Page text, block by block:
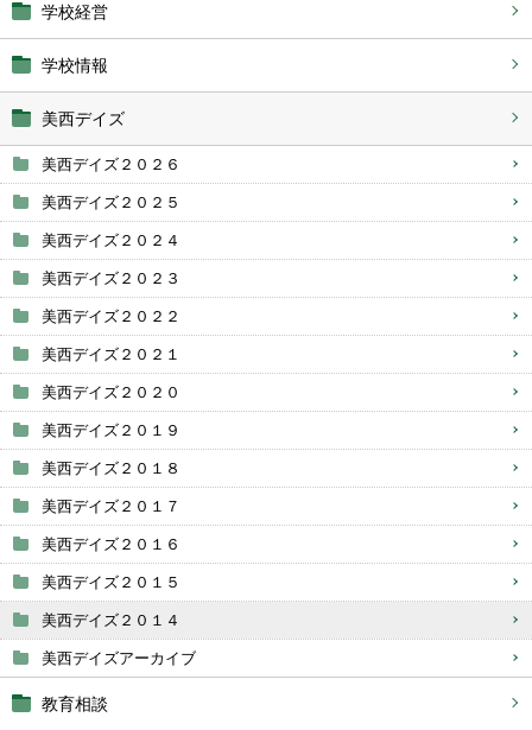
学校経営
学校情報
美西デイズ
美西デイズ２０２６
美西デイズ２０２５
美西デイズ２０２４
美西デイズ２０２３
美西デイズ２０２２
美西デイズ２０２１
美西デイズ２０２０
美西デイズ２０１９
美西デイズ２０１８
美西デイズ２０１７
美西デイズ２０１６
美西デイズ２０１５
美西デイズ２０１４
美西デイズアーカイブ
教育相談